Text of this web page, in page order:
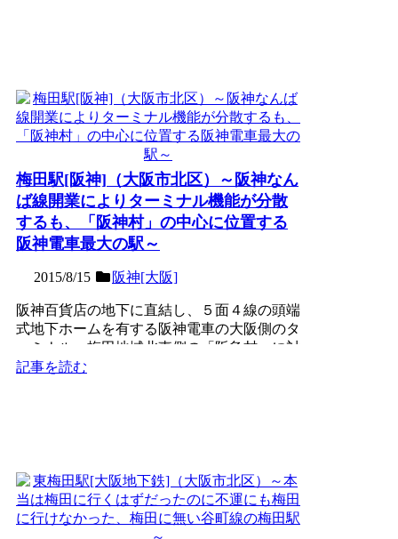
梅田駅[阪神]（大阪市北区）～阪神なん
ば線開業によりターミナル機能が分散
するも、「阪神村」の中心に位置する
阪神電車最大の駅～
2015/8/15 阪神[大阪]
阪神百貨店の地下に直結し、５面４線の頭端
式地下ホームを有する阪神電車の大阪側のタ
ーミナル。梅田地域北東側の「阪急村」に対
抗するかのように、周...
記事を読む